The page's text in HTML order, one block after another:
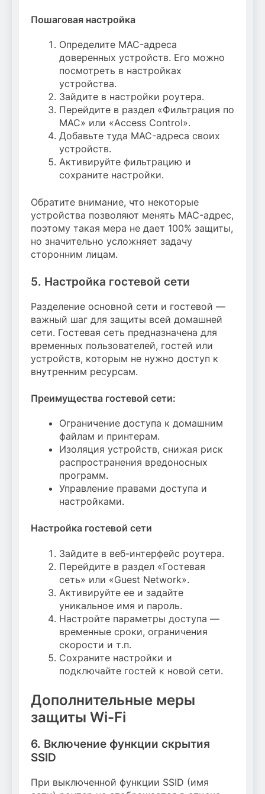
Пошаговая настройка
Определите MAC-адреса
доверенных устройств. Его можно
посмотреть в настройках
устройства.
Зайдите в настройки роутера.
Перейдите в раздел «Фильтрация по
MAC» или «Access Control».
Добавьте туда MAC-адреса своих
устройств.
Активируйте фильтрацию и
сохраните настройки.
Обратите внимание, что некоторые
устройства позволяют менять MAC-адрес,
поэтому такая мера не дает 100% защиты,
но значительно усложняет задачу
сторонним лицам.
5. Настройка гостевой сети
Разделение основной сети и гостевой —
важный шаг для защиты всей домашней
сети. Гостевая сеть предназначена для
временных пользователей, гостей или
устройств, которым не нужно доступ к
внутренним ресурсам.
Преимущества гостевой сети:
Ограничение доступа к домашним
файлам и принтерам.
Изоляция устройств, снижая риск
распространения вредоносных
программ.
Управление правами доступа и
настройками.
Настройка гостевой сети
Зайдите в веб-интерфейс роутера.
Перейдите в раздел «Гостевая
сеть» или «Guest Network».
Активируйте ее и задайте
уникальное имя и пароль.
Настройте параметры доступа —
временные сроки, ограничения
скорости и т.п.
Сохраните настройки и
подключайте гостей к новой сети.
Дополнительные меры
защиты Wi-Fi
6. Включение функции скрытия
SSID
При выключенной функции SSID (имя